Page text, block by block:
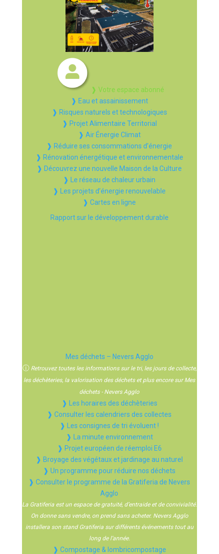
❱ Votre espace abonné
❱ Eau et assainissement
❱ Risques naturels et technologiques
❱ Projet Alimentaire Territorial
❱ Air Énergie Climat
❱ Réduire ses consommations d’énergie
❱ Rénovation énergétique et environnementale
❱ Découvrez une nouvelle Maison de la Culture
❱ Le réseau de chaleur urbain
❱ Les projets d’énergie renouvelable
❱ Cartes en ligne
Rapport sur le développement durable
Mes déchets – Nevers Agglo
ⓘ Retrouvez toutes les informations sur le tri, les jours de collecte,
les déchèteries, la valorisation des déchets et plus encore sur Mes
déchets - Nevers Agglo
❱ Les horaires des déchèteries
❱ Consulter les calendriers des collectes
❱ Les consignes de tri évoluent !
❱ La minute environnement
❱ Projet européen de réemploi E6
❱ Broyage des végétaux et jardinage au naturel
❱ Un programme pour réduire nos déchets
❱ Consulter le programme de la Gratiferia de Nevers
Agglo
La Gratiferia est un espace de gratuité, d’entraide et de convivialité.
On donne sans vendre, on prend sans acheter. Nevers Agglo
installera son stand Gratiferia sur différents événements tout au
long de l’année.
❱ Compostage & lombricompostage